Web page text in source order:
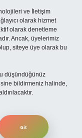
ve İletişim
olarak hizmet
olarak denetleme
Ancak, üyelerimiz
siteye üye olarak bu
düşündüğünüz
bildirmeniz halinde,